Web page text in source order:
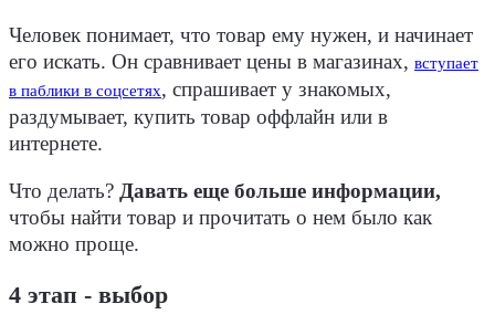
Человек понимает, что товар ему нужен, и начинает
его искать. Он сравнивает цены в магазинах, вступает
в паблики в соцсетях, спрашивает у знакомых,
раздумывает, купить товар оффлайн или в
интернете.
Что делать? Давать еще больше информации,
чтобы найти товар и прочитать о нем было как
можно проще.
4 этап - выбор